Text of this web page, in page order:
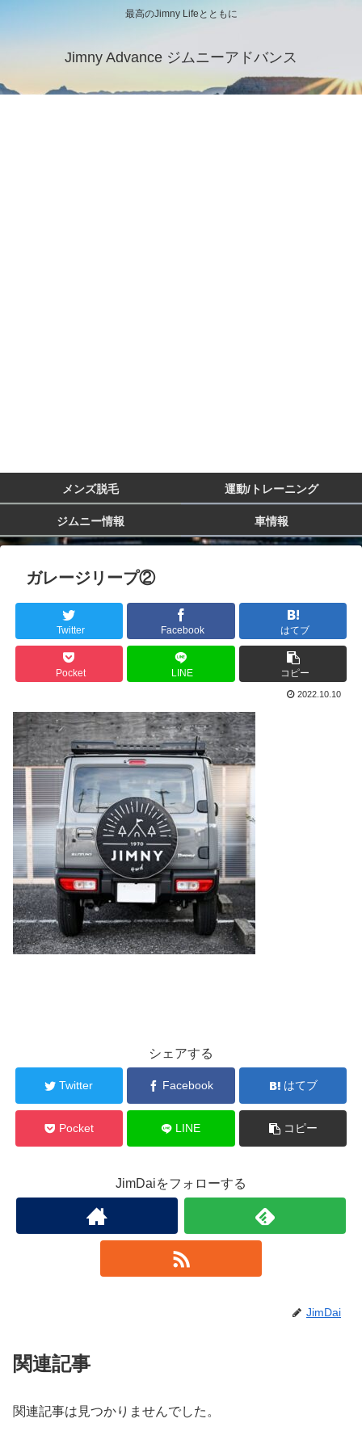
最高のJimny Lifeとともに
Jimny Advance ジムニーアドバンス
メンズ脱毛 運動/トレーニング
ジムニー情報 車情報
ガレージリープ②
Twitter Facebook はてブ
Pocket LINE コピー
2022.10.10
シェアする
Twitter Facebook はてブ
Pocket LINE コピー
JimDaiをフォローする
JimDai
関連記事
関連記事は見つかりませんでした。